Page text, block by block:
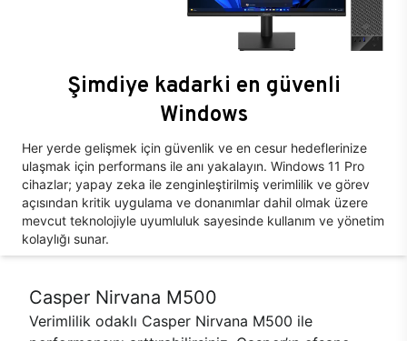
Şimdiye kadarki en güvenli
Windows
Her yerde gelişmek için güvenlik ve en cesur hedeflerinize
ulaşmak için performans ile anı yakalayın. Windows 11 Pro
cihazlar; yapay zeka ile zenginleştirilmiş verimlilik ve görev
açısından kritik uygulama ve donanımlar dahil olmak üzere
mevcut teknolojiyle uyumluluk sayesinde kullanım ve yönetim
kolaylığı sunar.
Casper Nirvana M500
Verimlilik odaklı Casper Nirvana M500 ile